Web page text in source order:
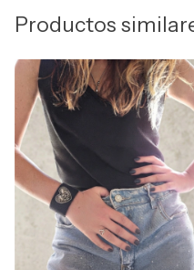
Productos